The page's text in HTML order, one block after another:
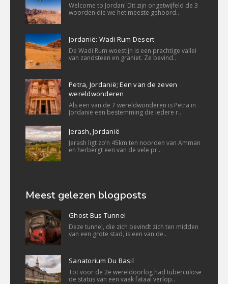
Welcome to Jordan! Dit zijn ongetwijfeld de 3
woorden die we het meeste gehoord..
Jordanië: Wadi Rum Desert
De Wadi Rum woestijn is een prachtige vallei
van zandsteen en graniet. Ze bevind..
Petra, Jordanië; Een van de zeven
wereldwonderen
Als een van de 7 wereldwonderen is Petra in
Jordanië een bestemming die iedere r..
Jerash, Jordanië
Jerash ligt zo’n 45km ten noorden van Amman
en herbergt een van de vele pr..
Meest gelezen blogposts
Ghost Bus Tunnel
Deze tunnel, die zich bevindt zich ten midden
van een grote stad, is een van de..
Sanatorium Du Basil
Tot voor de 2e wereldoorlog had tuberculose
de status van een vaak fataal verlop..